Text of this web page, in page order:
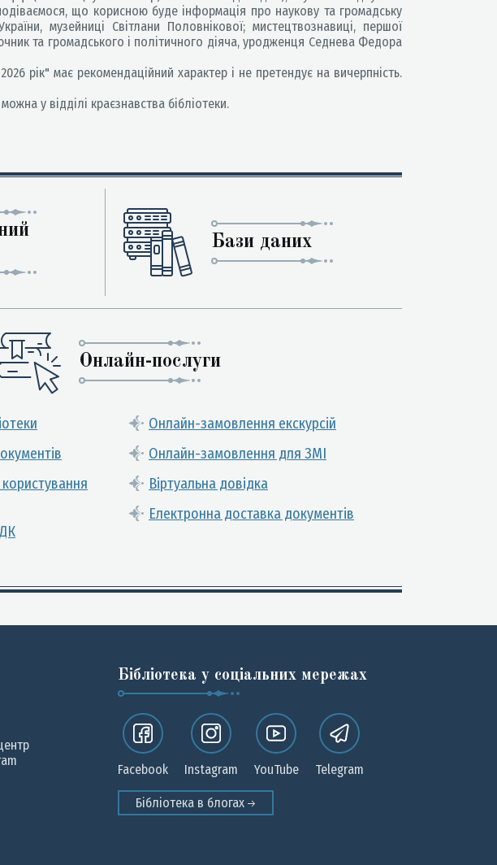
що корисною буде інформація про наукову та громадську
музейниці Світлани Половнікової; мистецтвознавиці, першої
та громадського і політичного діяча, уродженця Седнева Федора
рік" має рекомендаційний характер і не претендує на вичерпність.
у відділі краєзнавства бібліотеки.
Бази даних
Онлайн-послуги
Онлайн-замовлення екскурсій
Онлайн-замовлення для ЗМІ
Віртуальна довідка
Електронна доставка документів
Бібліотека у соціальних мережах
Facebook Instagram YouTube Telegram
Бібліотека в блогах